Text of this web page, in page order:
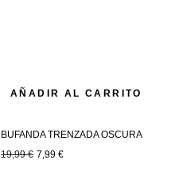
AÑADIR AL CARRITO
BUFANDA TRENZADA OSCURA
19,99€ 7,99 €